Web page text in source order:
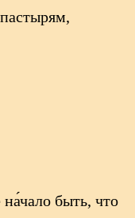
быть, что